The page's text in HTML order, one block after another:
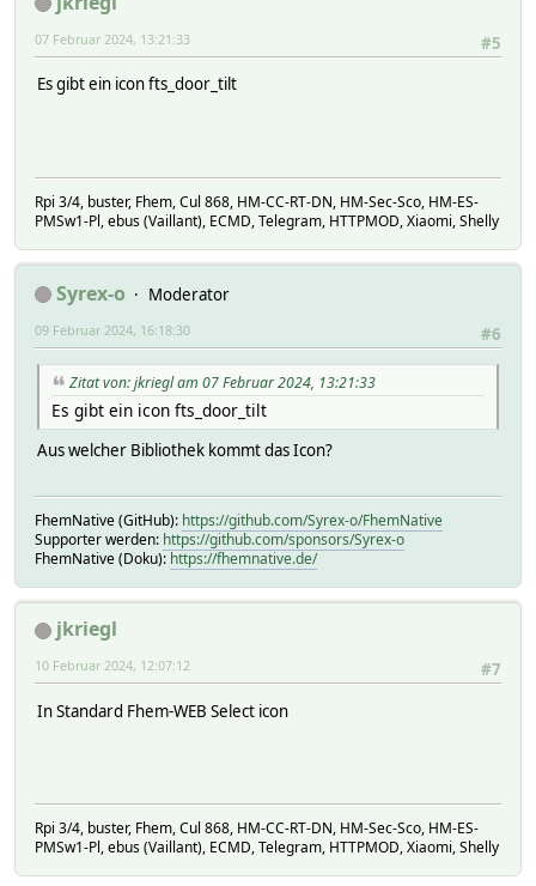
#5
07 Februar 2024, 13:21:33
Es gibt ein icon fts_door_tilt
Rpi 3/4, buster, Fhem, Cul 868, HM-CC-RT-DN, HM-Sec-Sco, HM-ES-
PMSw1-Pl, ebus (Vaillant), ECMD, Telegram, HTTPMOD, Xiaomi, Shelly
Syrex-o
Moderator
#6
09 Februar 2024, 16:18:30
Zitat von: jkriegl am 07 Februar 2024, 13:21:33
Es gibt ein icon fts_door_tilt
Aus welcher Bibliothek kommt das Icon?
FhemNative (GitHub): https://github.com/Syrex-o/FhemNative
Supporter werden: https://github.com/sponsors/Syrex-o
FhemNative (Doku): https://fhemnative.de/
jkriegl
#7
10 Februar 2024, 12:07:12
In Standard Fhem-WEB Select icon
Rpi 3/4, buster, Fhem, Cul 868, HM-CC-RT-DN, HM-Sec-Sco, HM-ES-
PMSw1-Pl, ebus (Vaillant), ECMD, Telegram, HTTPMOD, Xiaomi, Shelly